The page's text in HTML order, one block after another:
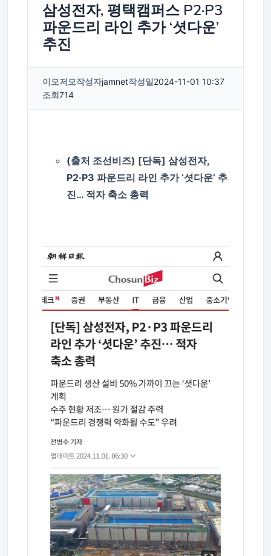
삼성전자, 평택캠퍼스 P2·P3
파운드리 라인 추가 ‘셧다운’
추진
이모저모작성자jamnet작성일2024-11-01 10:37
조회714
(출처 조선비즈) [단독] 삼성전자,
P2·P3 파운드리 라인 추가 ‘셧다운’ 추
진… 적자 축소 총력